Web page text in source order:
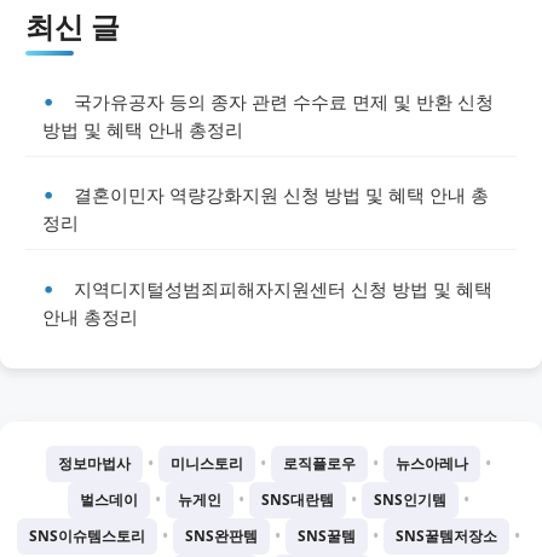
최신 글
국가유공자 등의 종자 관련 수수료 면제 및 반환 신청
방법 및 혜택 안내 총정리
결혼이민자 역량강화지원 신청 방법 및 혜택 안내 총
정리
지역디지털성범죄피해자지원센터 신청 방법 및 혜택
안내 총정리
정보마법사 • 미니스토리 • 로직플로우 • 뉴스아레나 •
벌스데이 • 뉴게인 • SNS대란템 • SNS인기템 •
SNS이슈템스토리 • SNS완판템 • SNS꿀템 • SNS꿀템저장소 •